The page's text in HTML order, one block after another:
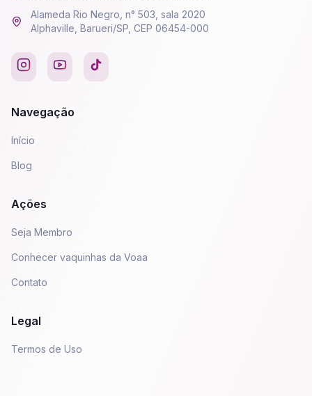
Alameda Rio Negro, n° 503, sala 2020
Alphaville, Barueri/SP, CEP 06454-000
Navegação
Início
Blog
Ações
Seja Membro
Conhecer vaquinhas da Voaa
Contato
Legal
Termos de Uso